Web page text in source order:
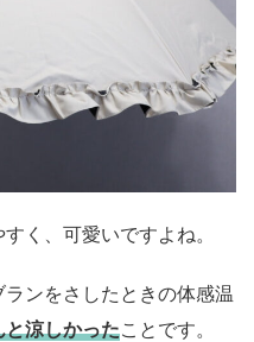
く、可愛いですよね。
ンをさしたときの体感温
涼しかったことです。